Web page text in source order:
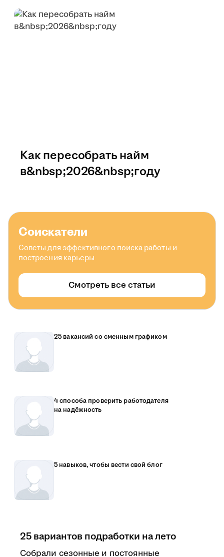
Как пересобрать найм
в&nbsp;2026&nbsp;году
Соискатели
Советы для эффективного поиска работы и
построения карьеры
Смотреть все статьи
25 вакансий со сменным графиком
4 способа проверить работодателя
на надёжность
5 навыков, чтобы вести свой блог
25 вариантов подработки на лето
Собрали сезонные и постоянные